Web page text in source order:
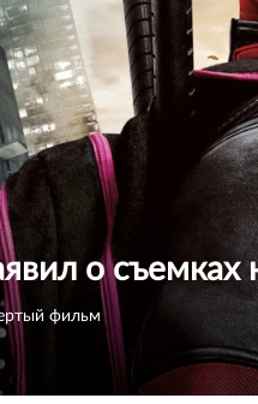
о съемках
фильм